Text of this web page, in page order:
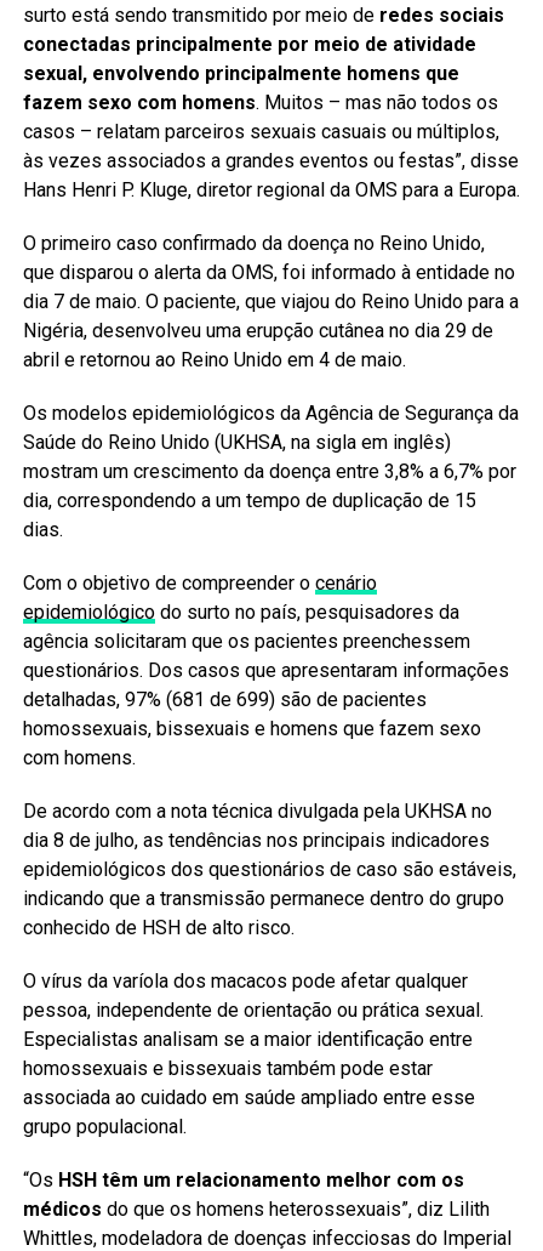
surto está sendo transmitido por meio de redes sociais
conectadas principalmente por meio de atividade
sexual, envolvendo principalmente homens que
fazem sexo com homens. Muitos – mas não todos os
casos – relatam parceiros sexuais casuais ou múltiplos,
às vezes associados a grandes eventos ou festas”, disse
Hans Henri P. Kluge, diretor regional da OMS para a Europa.
O primeiro caso confirmado da doença no Reino Unido,
que disparou o alerta da OMS, foi informado à entidade no
dia 7 de maio. O paciente, que viajou do Reino Unido para a
Nigéria, desenvolveu uma erupção cutânea no dia 29 de
abril e retornou ao Reino Unido em 4 de maio.
Os modelos epidemiológicos da Agência de Segurança da
Saúde do Reino Unido (UKHSA, na sigla em inglês)
mostram um crescimento da doença entre 3,8% a 6,7% por
dia, correspondendo a um tempo de duplicação de 15
dias.
Com o objetivo de compreender o cenário
epidemiológicodo surto no país, pesquisadores da
agência solicitaram que os pacientes preenchessem
questionários. Dos casos que apresentaram informações
detalhadas, 97% (681 de 699) são de pacientes
homossexuais, bissexuais e homens que fazem sexo
com homens.
De acordo com a nota técnica divulgada pela UKHSA no
dia 8 de julho, as tendências nos principais indicadores
epidemiológicos dos questionários de caso são estáveis,
indicando que a transmissão permanece dentro do grupo
conhecido de HSH de alto risco.
O vírus da varíola dos macacos pode afetar qualquer
pessoa, independente de orientação ou prática sexual.
Especialistas analisam se a maior identificação entre
homossexuais e bissexuais também pode estar
associada ao cuidado em saúde ampliado entre esse
grupo populacional.
“Os HSH têm um relacionamento melhor com os
médicos do que os homens heterossexuais”, diz Lilith
Whittles, modeladora de doenças infecciosas do Imperial